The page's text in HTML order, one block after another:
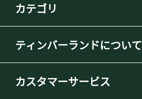
カテゴリ
ティンバーランドについて
カスタマーサービス